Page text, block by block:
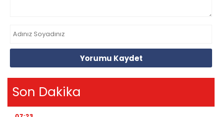
Yorumu Kaydet
Son Dakika